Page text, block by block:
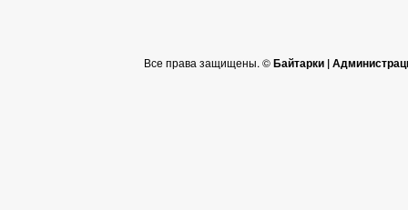
Все права защищены. ©Байтарки |